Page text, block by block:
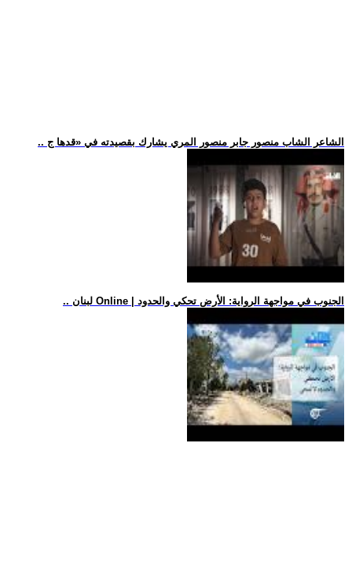
.. الشاعر الشاب منصور جابر منصور المري يشارك بقصيدته في «قدها ج
.. لبنان Online | الجنوب في مواجهة الرواية: الأرض تحكي والحدود